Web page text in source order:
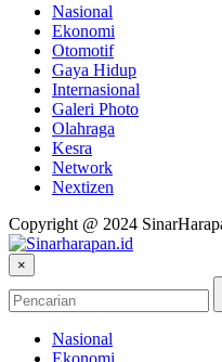
Nasional
Ekonomi
Otomotif
Gaya Hidup
Internasional
Galeri Photo
Olahraga
Kesra
Network
Nextizen
Copyright @ 2024
×
Nasional
Ekonomi